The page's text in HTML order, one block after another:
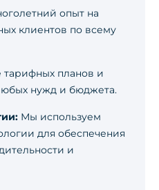
опыт на
клиентов по всему
тарифных планов и
нужд и бюджета.
Мы используем
для обеспечения
и